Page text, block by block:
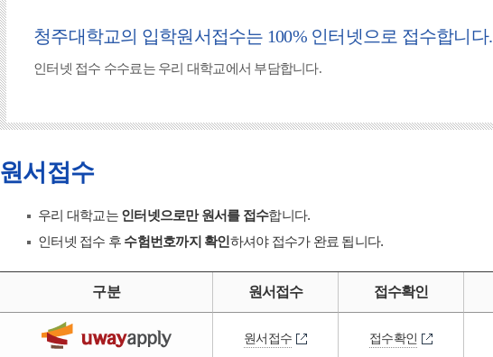
청주대학교의 입학원서접수는 100% 인터넷으로 접수합니다.
인터넷 접수 수수료는 우리 대학교에서 부담합니다.
원서접수
우리 대학교는 인터넷으로만 원서를 접수합니다.
인터넷 접수 후 수험번호까지 확인하셔야 접수가 완료 됩니다.
구분 원서접수 접수확인
원서접수 접수확인